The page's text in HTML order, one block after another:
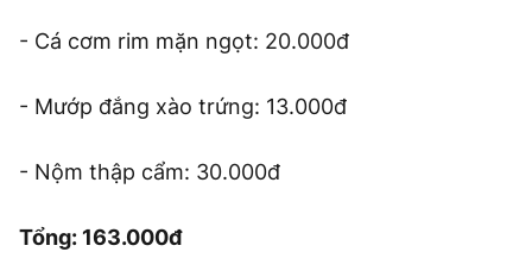
- Cá cơm rim mặn ngọt: 20.000đ
- Mướp đắng xào trứng: 13.000đ
- Nộm thập cẩm: 30.000đ
Tổng: 163.000đ